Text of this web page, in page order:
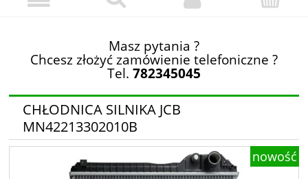
Masz pytania ?
Chcesz złożyć zamówienie telefoniczne ?
Tel. 782345045
CHŁODNICA SILNIKA JCB
MN42213302010B
nowość